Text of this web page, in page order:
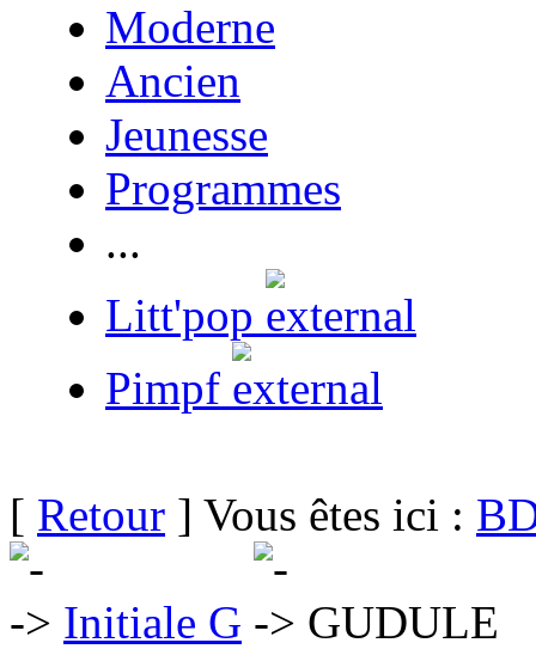
Moderne
Ancien
Jeunesse
Programmes
...
Litt'pop
Pimpf
[ Retour ] Vous êtes ici :
Initiale G
GUDULE